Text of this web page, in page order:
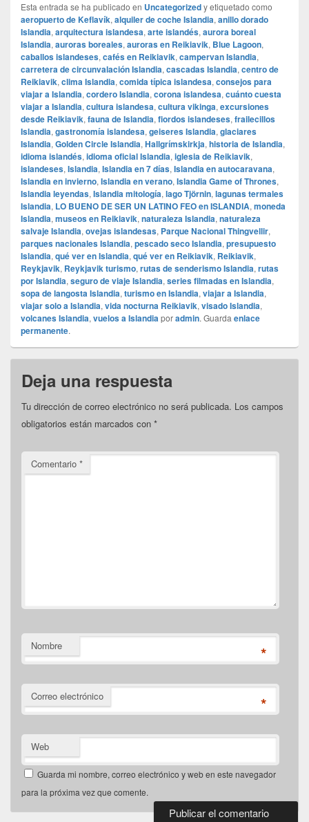
Esta entrada se ha publicado en Uncategorizedy etiquetado como
aeropuerto de Keflavík, alquiler de coche Islandia, anillo dorado
Islandia, arquitectura islandesa, arte islandés, aurora boreal
Islandia, auroras boreales, auroras en Reikiavik, Blue Lagoon,
caballos islandeses, cafés en Reikiavik, campervan Islandia,
carretera de circunvalación Islandia, cascadas Islandia, centro de
Reikiavik, clima Islandia, comida típica islandesa, consejos para
viajar a Islandia, cordero Islandia, corona islandesa, cuánto cuesta
viajar a Islandia, cultura islandesa, cultura vikinga, excursiones
desde Reikiavik, fauna de Islandia, fiordos islandeses, frailecillos
Islandia, gastronomía islandesa, geiseres Islandia, glaciares
Islandia, Golden Circle Islandia, Hallgrímskirkja, historia de Islandia,
idioma islandés, idioma oficial Islandia, iglesia de Reikiavik,
islandeses, Islandia, Islandia en 7 días, Islandia en autocaravana,
Islandia en invierno, Islandia en verano, Islandia Game of Thrones,
Islandia leyendas, Islandia mitología, lago Tjörnin, lagunas termales
Islandia, LO BUENO DE SER UN LATINO FEO en ISLANDIA, moneda
Islandia, museos en Reikiavik, naturaleza Islandia, naturaleza
salvaje Islandia, ovejas islandesas, Parque Nacional Thingvellir,
parques nacionales Islandia, pescado seco Islandia, presupuesto
Islandia, qué ver en Islandia, qué ver en Reikiavik, Reikiavik,
Reykjavik, Reykjavik turismo, rutas de senderismo Islandia, rutas
por Islandia, seguro de viaje Islandia, series filmadas en Islandia,
sopa de langosta Islandia, turismo en Islandia, viajar a Islandia,
viajar solo a Islandia, vida nocturna Reikiavik, visado Islandia,
volcanes Islandia, vuelos a Islandiaporadmin. Guarda enlace
permanente.
Deja una respuesta
Tu dirección de correo electrónico no será publicada. Los campos
obligatorios están marcados con *
Comentario *
Nombre *
Correo electrónico *
Web
Guarda mi nombre, correo electrónico y web en este navegador
para la próxima vez que comente.